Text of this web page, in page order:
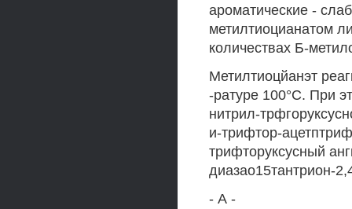
ароматические -
метилтиоцианатом
количествах Б-
Метилтиоцйанэт
-ратуре 100°С. При
нитрил-
и-трифтор-
трифторуксусный
диазао15тантрион-
- А -